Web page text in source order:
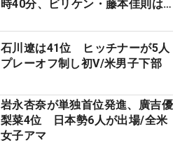
時40分、ビリケン・藤本佳則は
STAGE JOYX OPEN】
石川遼は41位 ヒッチナーが5人
プレーオフ制し初V/米男子下部
岩永杏奈が単独首位発進、廣吉優
梨菜4位 日本勢6人が出場/全米
女子アマ